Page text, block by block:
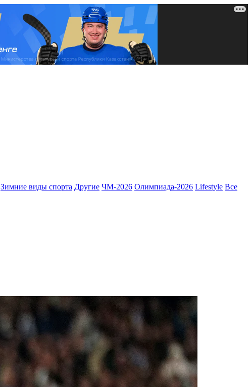
Зимние виды спорта Другие ЧМ-2026 Олимпиада-2026 Lifestyle Все